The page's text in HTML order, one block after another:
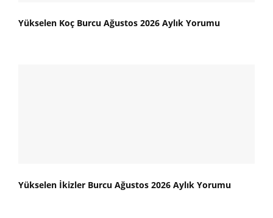
Yükselen Koç Burcu Ağustos 2026 Aylık Yorumu
Yükselen İkizler Burcu Ağustos 2026 Aylık Yorumu